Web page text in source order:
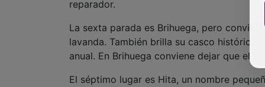
reparador.
La sexta parada es Brihuega, pero
lavanda. También brilla su casco histórico,
anual. En Brihuega conviene dejar que el
El séptimo lugar es Hita, un nombre